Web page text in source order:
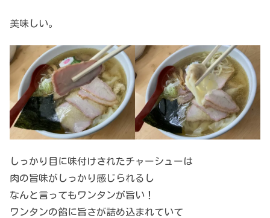
美味しい。
しっかり目に味付けされたチャーシューは
肉の旨味がしっかり感じられるし
なんと言ってもワンタンが旨い！
ワンタンの餡に旨さが詰め込まれていて